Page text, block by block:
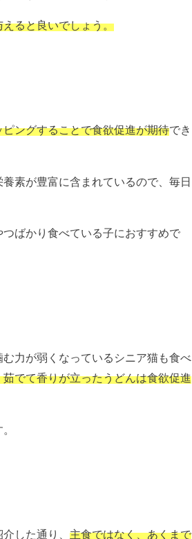
ると良いでしょう。
ングすることで食欲促進が期待でき
素が豊富に含まれているので、毎日
ばかり食べている子におすすめで
力が弱くなっているシニア猫も食べ
でて香りが立ったうどんは食欲促進
した通り、 主食ではなく、あくまで